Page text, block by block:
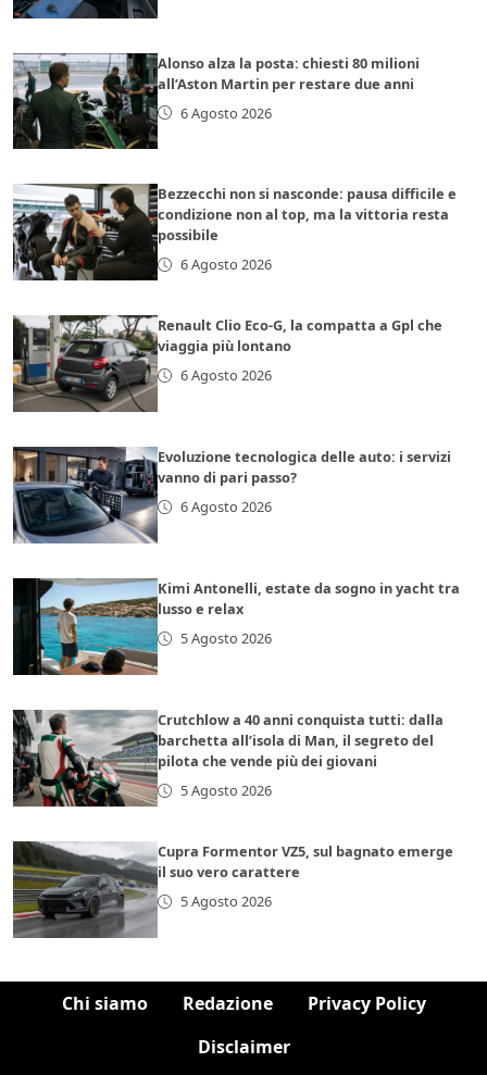
Alonso alza la posta: chiesti 80 milioni
all’Aston Martin per restare due anni
6 Agosto 2026
Bezzecchi non si nasconde: pausa difficile e
condizione non al top, ma la vittoria resta
possibile
6 Agosto 2026
Renault Clio Eco-G, la compatta a Gpl che
viaggia più lontano
6 Agosto 2026
Evoluzione tecnologica delle auto: i servizi
vanno di pari passo?
6 Agosto 2026
Kimi Antonelli, estate da sogno in yacht tra
lusso e relax
5 Agosto 2026
Crutchlow a 40 anni conquista tutti: dalla
barchetta all’isola di Man, il segreto del
pilota che vende più dei giovani
5 Agosto 2026
Cupra Formentor VZ5, sul bagnato emerge
il suo vero carattere
5 Agosto 2026
Chi siamo Redazione
Privacy Policy
Disclaimer